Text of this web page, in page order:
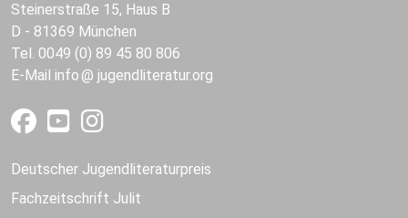
Steinerstraße 15, Haus B
D - 81369 München
Tel. 0049 (0) 89 45 80 806
E-Mail info jugendliteratur.org
Deutscher Jugendliteraturpreis
Fachzeitschrift Julit